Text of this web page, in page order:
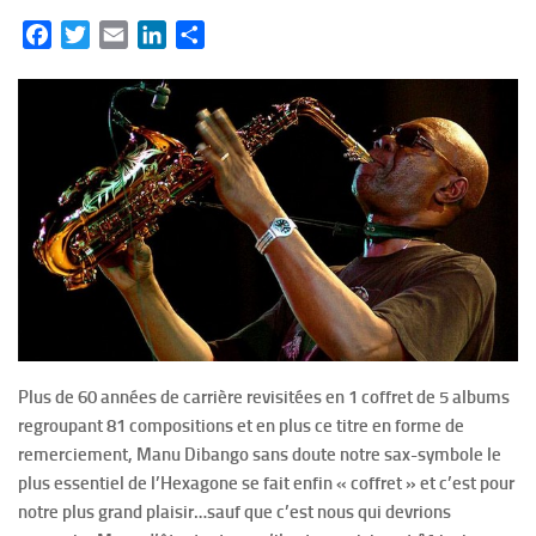
FacebookTwitterEmail LinkedIn
Plus de 60 années de carrière revisitées en 1 coffret de 5 albums
regroupant 81 compositions et en plus ce titre en forme de
remerciement, Manu Dibango sans doute notre sax-symbole le
plus essentiel de l’Hexagone se fait enfin « coffret » et c’est pour
notre plus grand plaisir…sauf que c’est nous qui devrions